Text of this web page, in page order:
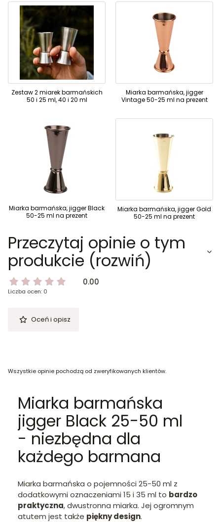
Zestaw 2 miarek barmańskich
50 i 25 ml, 40 i 20 ml
Miarka barmańska, jigger
Vintage 50-25 ml na prezent
Miarka barmańska, jigger Black
50-25 ml na prezent
Miarka barmańska, jigger Gold
50-25 ml na prezent
Przeczytaj opinie o tym
produkcie (rozwiń)
0.00
Liczba ocen: 0
Oceń i opisz
Wszystkie opinie pochodzą od zweryfikowanych klientów.
Miarka barmańska
jigger Black 25-50 ml
- niezbędna dla
każdego barmana
Miarka barmańska o pojemności 25-50 ml z
dodatkowymi oznaczeniami 15 i 35 ml to bardzo
praktyczna, dwustronna miarka. Jej ogromnym
atutem jest także piękny design.